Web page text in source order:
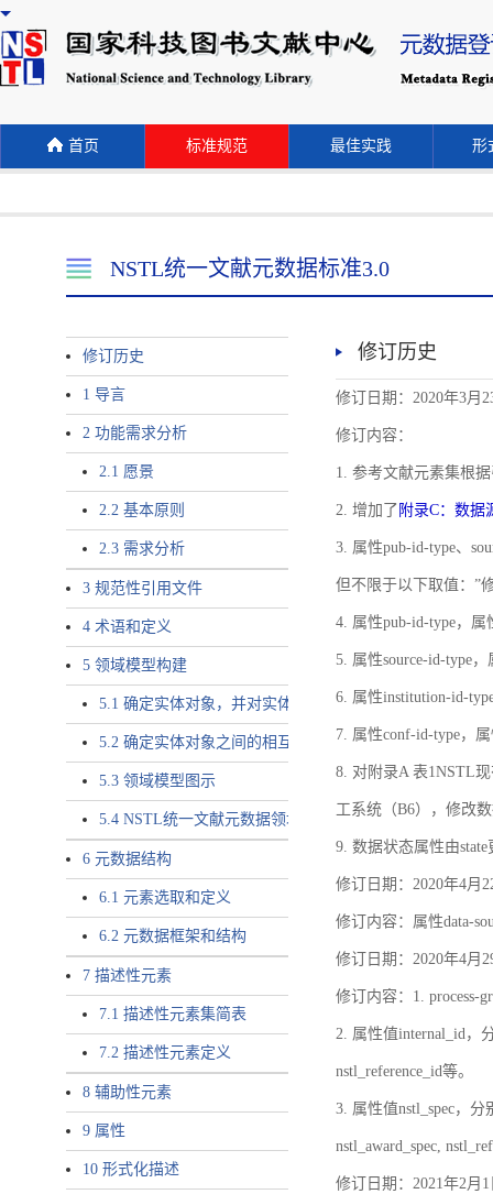
首页 标准规范 最佳实践 形
NSTL统一文献元数据标准3.0
修订历史
1 导言
2 功能需求分析
2.1 愿景
2.2 基本原则
2.3 需求分析
3 规范性引用文件
4 术语和定义
5 领域模型构建
5.1 确定实体对象，并对实体对象命名
5.2 确定实体对象之间的相互关系，定义实体对象之间的
5.3 领域模型图示
5.4 NSTL统一文献元数据领域模型的验证
6 元数据结构
6.1 元素选取和定义
6.2 元数据框架和结构
7 描述性元素
7.1 描述性元素集简表
7.2 描述性元素定义
8 辅助性元素
9 属性
10 形式化描述
修订历史
修订日期：2020年3月
修订内容：
1. 参考文献元素集根
2. 增加了 附录C：数据
3. 属性pub-id-type、
但不限于以下取值：”
4. 属性pub-id-type，属
5. 属性source-id-type
6. 属性institution-id-
7. 属性conf-id-type，
8. 对附录A 表1NSTL
工系统（B6），修改
9. 数据状态属性由state
修订日期：2020年4月
修订内容：属性data-
修订日期：2020年4月
修订内容：1. process-
2. 属性值internal_id，
nstl_reference_id等。
3. 属性值nstl_spec，分
nstl_award_spec,
修订日期：2021年2月1